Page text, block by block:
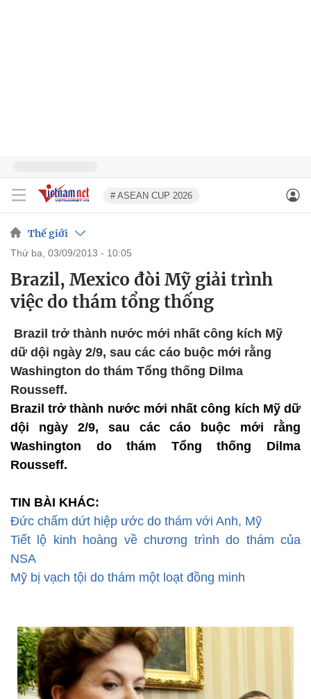
# ASEAN CUP 2026
Thế giới
thứ ba, 03/09/2013 - 10:05
Brazil, Mexico đòi Mỹ giải trình
việc do thám tổng thống
Brazil trở thành nước mới nhất công kích Mỹ
dữ dội ngày 2/9, sau các cáo buộc mới rằng
Washington do thám Tổng thống Dilma
Rousseff.
Brazil trở thành nước mới nhất công kích Mỹ dữ
dội ngày 2/9, sau các cáo buộc mới rằng
Washington do thám Tổng thống Dilma
Rousseff.
TIN BÀI KHÁC:
Đức chấm dứt hiệp ước do thám với Anh, Mỹ
Tiết lộ kinh hoàng về chương trình do thám của
NSA
Mỹ bị vạch tội do thám một loạt đồng minh